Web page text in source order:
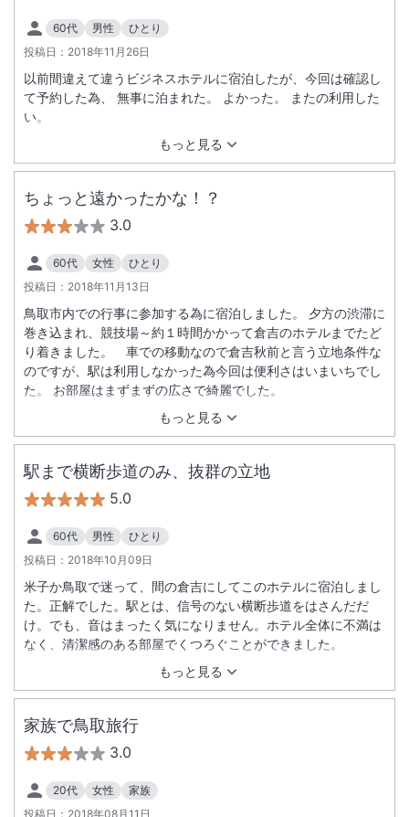
60代 男性
ひとり
投稿日： 2018年11月26日
もっと見る
以前間違えて違うビジネスホテルに宿泊したが、今回は確認し
て予約した為、 無事に泊まれた。 よかった。 またの利用した
い。
ちょっと遠かったかな！？
3.0
60代 女性
ひとり
投稿日： 2018年11月13日
もっと見る
鳥取市内での行事に参加する為に宿泊しました。 夕方の渋滞に
巻き込まれ、競技場～約１時間かかって倉吉のホテルまでたど
り着きました。 車での移動なので倉吉秋前と言う立地条件な
のですが、駅は利用しなかった為今回は便利さはいまいちでし
た。 お部屋はまずまずの広さで綺麗でした。
駅まで横断歩道のみ、抜群の立地
5.0
60代 男性
ひとり
投稿日： 2018年10月09日
もっと見る
米子か鳥取で迷って、間の倉吉にしてこのホテルに宿泊しまし
た。正解でした。駅とは、信号のない横断歩道をはさんだだ
け。でも、音はまったく気になりません。ホテル全体に不満は
なく、清潔感のある部屋でくつろぐことができました。
家族で鳥取旅行
3.0
20代 女性
家族
投稿日： 2018年08月11日